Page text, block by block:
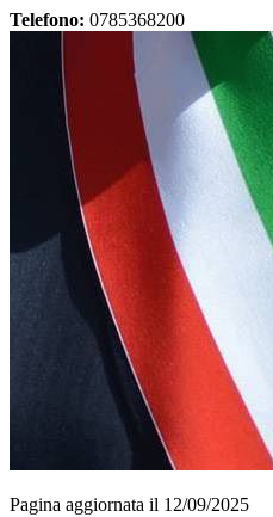
Telefono: 0785368200
Pagina aggiornata il 12/09/2025